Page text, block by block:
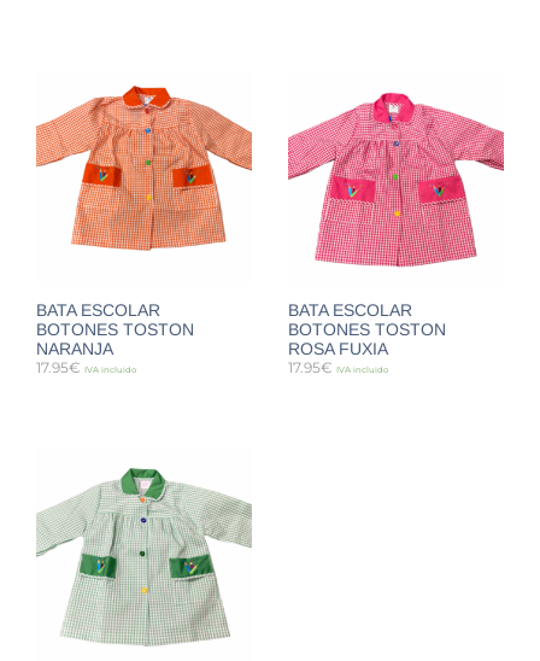
BATA ESCOLAR
BOTONES TOSTON
NARANJA
17.95€ IVA incluido
BATA ESCOLAR
BOTONES TOSTON
ROSA FUXIA
17.95€ IVA incluido